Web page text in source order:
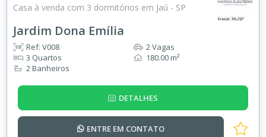
Casa à venda com 3 dormitórios em Jaú - SP
Jardim Dona Emília
Ref: V008
3 Quartos
2 Banheiros
2 Vagas
180.00 m²
DETALHES
ENTRE EM CONTATO